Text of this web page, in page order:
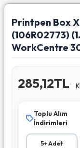
Printpen Box
(106R02773)
WorkCentre
285,12TL
Toplu Alım
İndirimleri
5+ Adet